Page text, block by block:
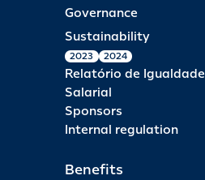
Governance
Sustainability
2023 2024
Relatório de Igualdade
Salarial
Sponsors
Internal regulation
Benefits